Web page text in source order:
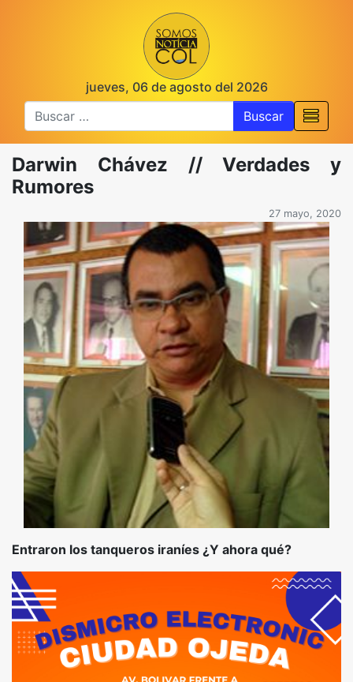
jueves, 06 de agosto del 2026
Buscar
Darwin Chávez // Verdades y
Rumores
27 mayo, 2020
Entraron los tanqueros iraníes ¿Y ahora qué?